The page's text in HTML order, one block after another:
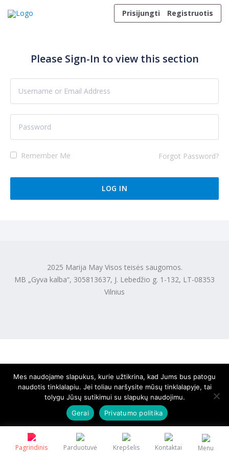
Prisijungti
Registruotis
Pagrindinis Parduotuvė Krepšelis Kontaktai Menu
Please Sign-In to view this section
Remember Me Forgot Password?
2025 Marija May Visos teisės saugomos.
MB „Gyva kalba“, 305813637, J. Lebedžio g. 1-132, LT-08353
Vilnius
Mes naudojame slapukus, kurie užtikrina, kad Jums bus patogu
naudotis tinklalapiu. Jei toliau naršysite mūsų tinklalapyje, tai
tolygu Jūsų sutikimui su slapukų naudojimu.
Gerai
Privatumo politika